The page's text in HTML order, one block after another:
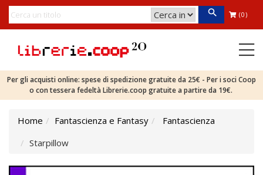
(0)
Per gli acquisti online: spese di spedizione gratuite da 25€ - Per i soci Coop
o con tessera fedeltà Librerie.coop gratuite a partire da 19€.
Home Fantascienza e Fantasy
Fantascienza
Starpillow